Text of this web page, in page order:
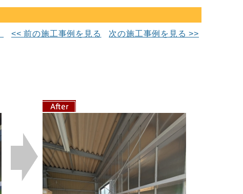
<< 前の施工事例を見る 次の施工事例を見る >>